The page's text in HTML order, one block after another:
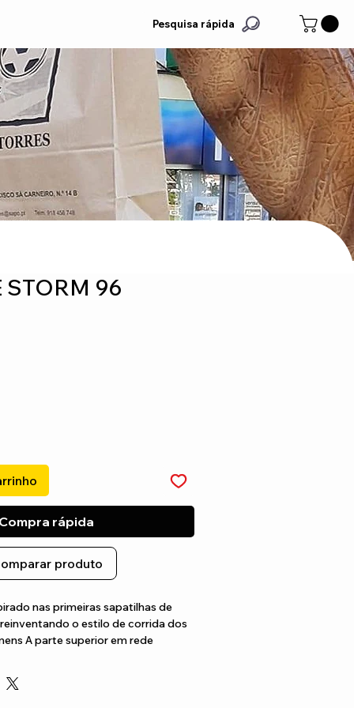
Pesquisa rápida
STORM 96
rápida
produto
nas primeiras sapatilhas de
o estilo de corrida dos
A parte superior em rede